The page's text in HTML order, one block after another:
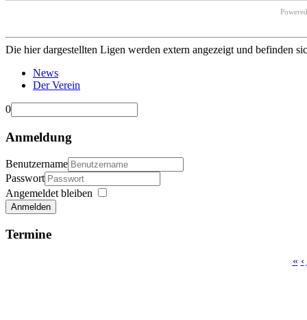
Die hier dargestellten Ligen werden extern angezeigt und befinden
News
Der Verein
0
Anmeldung
Benutzername
Passwort
Angemeldet bleiben
Anmelden
Termine
« ‹